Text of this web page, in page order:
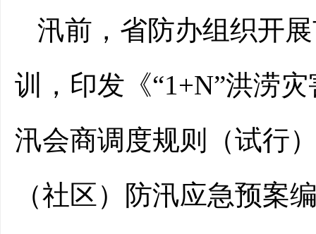
汛前，省防办组织开
训，印发《“1+N”洪涝
汛会商调度规则（试行
（社区）防汛应急预案